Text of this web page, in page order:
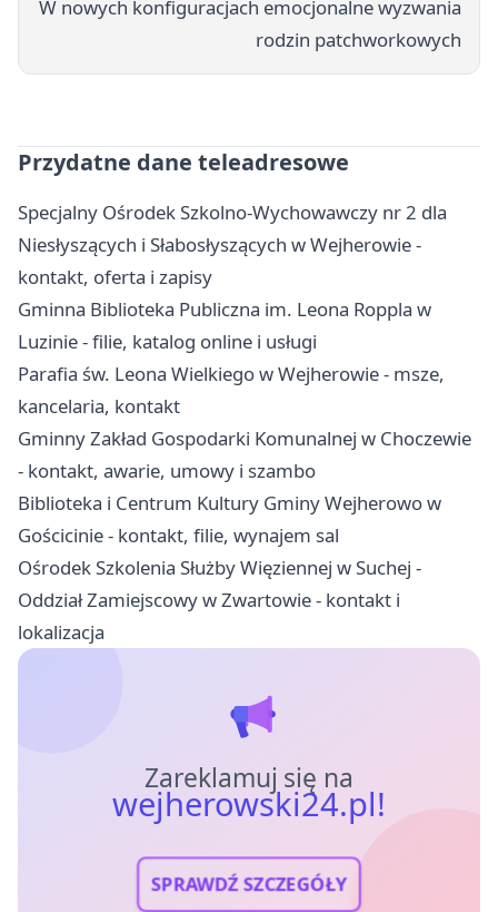
W nowych konfiguracjach emocjonalne wyzwania
rodzin patchworkowych
Przydatne dane teleadresowe
Specjalny Ośrodek Szkolno-Wychowawczy nr 2 dla
Niesłyszących i Słabosłyszących w Wejherowie -
kontakt, oferta i zapisy
Gminna Biblioteka Publiczna im. Leona Roppla w
Luzinie - filie, katalog online i usługi
Parafia św. Leona Wielkiego w Wejherowie - msze,
kancelaria, kontakt
Gminny Zakład Gospodarki Komunalnej w Choczewie
- kontakt, awarie, umowy i szambo
Biblioteka i Centrum Kultury Gminy Wejherowo w
Gościcinie - kontakt, filie, wynajem sal
Ośrodek Szkolenia Służby Więziennej w Suchej -
Oddział Zamiejscowy w Zwartowie - kontakt i
lokalizacja
Zareklamuj się na
wejherowski24.pl!
SPRAWDŹ SZCZEGÓŁY